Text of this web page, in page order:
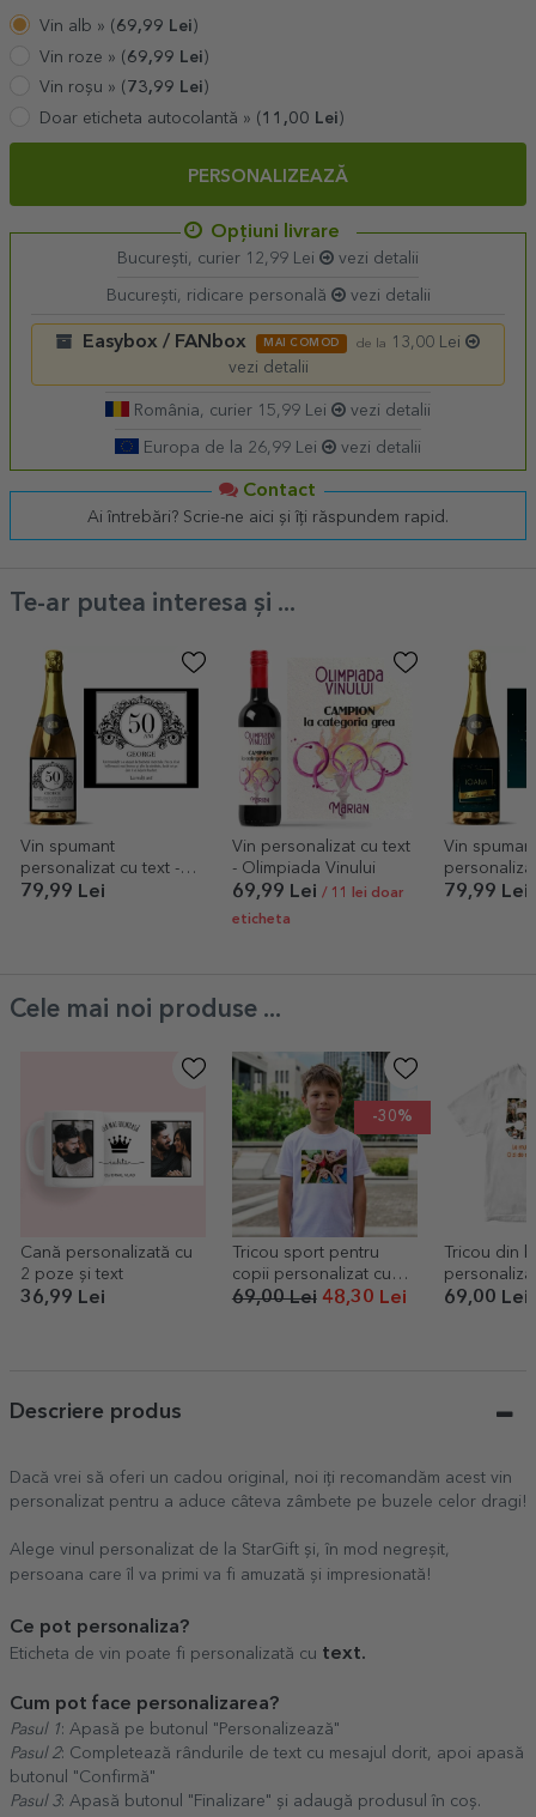
Vin alb » ( 69,99 Lei )
Vin roze » (69,99 Lei)
Vin roșu » ( 73,99 Lei )
Doar eticheta autocolantă » ( 11,00 Lei )
PERSONALIZEAZĂ
Opțiuni livrare
București, curier 12,99 Lei vezi detalii
București, ridicare personală vezi detalii
Easybox / FANbox MAI COMOD de la
13,00 Lei
vezi detalii
România, curier 15,99 Lei vezi detalii
Europa de la 26,99 Lei vezi detalii
Contact
Ai întrebări? Scrie-ne aici și îți răspundem rapid.
Te-ar putea interesa și ...
Vin spumant
personalizat cu text -
Classic
79,99 Lei
Vin personalizat cu text
- Olimpiada Vinului
69,99 Lei / 11 lei doar
eticheta
Vin
Gold
79,99 Lei
Cele mai noi produse ...
Cană personalizată cu
2 poze și text
36,99 Lei
-30%
Tricou sport pentru
copii personalizat cu
poză landscape
69,00 Lei48,30 Lei
Tricou din
poze și
69,00 Lei
Descriere produs
Dacă vrei să oferi un cadou original, noi iți recomandăm acest vin
personalizat pentru a aduce câteva zâmbete pe buzele celor dragi!
Alege vinul personalizat de la StarGift și, în mod negreșit,
persoana care îl va primi va fi amuzată și impresionată!
Ce pot personaliza?
Eticheta de vin poate fi personalizată cu text.
Cum pot face personalizarea?
Pasul 1: Apasă pe butonul "Personalizează"
Pasul 2: Completează rândurile de text cu mesajul dorit, apoi apasă
butonul "Confirmă"
Pasul 3: Apasă butonul "Finalizare" și adaugă produsul în coș.